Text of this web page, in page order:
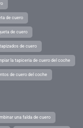
de cuero
de cuero
de cuero
la tapiceria de cuero del coche
de cuero del coche
una falda de cuero